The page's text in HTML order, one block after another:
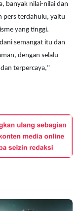
banyak nilai-nilai dan
pers terdahulu, yaitu
yang tinggi.
semangat itu dan
dengan selalu
terpercaya,"